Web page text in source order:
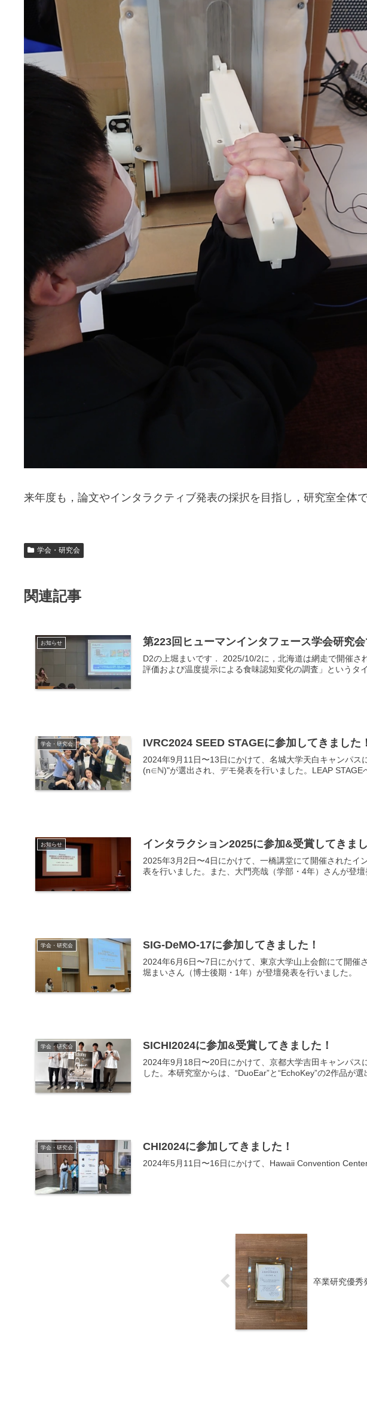
来年度も，論文やインタラクティブ発表の採択を目指し，研究室全体
学会・研究会
関連記事
お知らせ 第223回ヒューマンインタフェース学会研究
D2の上堀まいです． 2025/10/2に，北海道は網走で開催
評価および温度提示による食味認知変化の調査」というタ
学会・研究会 IVRC2024 SEED STAGEに参加してきました！
2024年9月11日〜13日にかけて、名城大学天白キャンパス
(n∈ℕ)"が選出され、デモ発表を行いました。LEAP STAGE
お知らせ インタラクション2025に参加&受賞してきまし
2025年3月2日〜4日にかけて、一橋講堂にて開催されたイ
表を行いました。また、大門亮哉（学部・4年）さんが登壇
学会・研究会 SIG-DeMO-17に参加してきました！
2024年6月6日〜7日にかけて、東京大学山上会館にて開
堀まいさん（博士後期・1年）が登壇発表を行いました。
学会・研究会 SICHI2024に参加&受賞してきました！
2024年9月18日〜20日にかけて、京都大学吉田キャンパ
した。本研究室からは、“DuoEar”と“EchoKey”の2作品が選
学会・研究会 CHI2024に参加してきました！
2024年5月11日〜16日にかけて、Hawaii Convention
卒業研究優秀